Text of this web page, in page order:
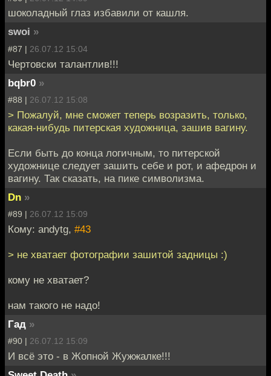
шоколадный глаз избавили от кашля.
swoi »
#87 | 26.07.12 15:04
Чертовски талантлив!!!
bqbr0 »
#88 | 26.07.12 15:08
> Пожалуй, мне сможет теперь возразить, только,
какая-нибудь питерская художница, зашив вагину.
Если быть до конца логичным, то питерской
художнице следует зашить себе и рот, и афедрон и
вагину. Так сказать, на пике символизма.
Dn »
#89 | 26.07.12 15:09
Кому: andytg, #43
> не хватает фотографии зашитой задницы :)
кому не хватает?
нам такого не надо!
Гад »
#90 | 26.07.12 15:09
И всё это - в Жопной Жужжалке!!!